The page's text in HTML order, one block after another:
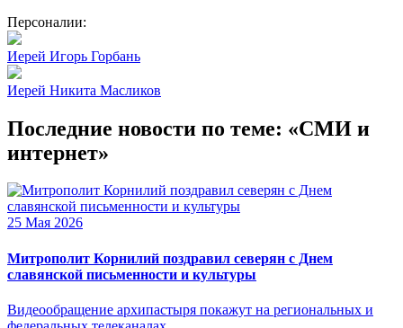
Персоналии:
Иерей Игорь Горбань
Иерей Никита Масликов
Последние новости по теме: «СМИ и
интернет»
25 Мая 2026
Митрополит Корнилий поздравил северян с Днем
славянской письменности и культуры
Видеообращение архипастыря покажут на региональных и